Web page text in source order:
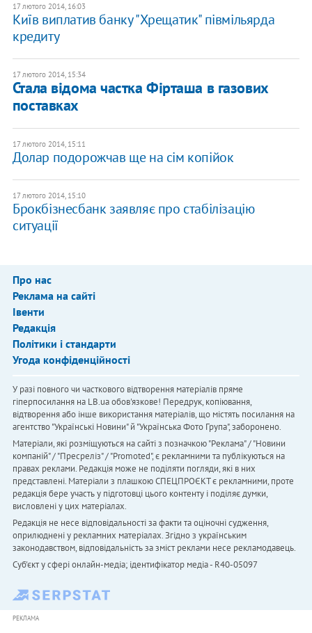
17 лютого 2014, 16:03
Київ виплатив банку "Хрещатик" півмільярда
кредиту
17 лютого 2014, 15:34
Стала відома частка Фірташа в газових
поставках
17 лютого 2014, 15:11
Долар подорожчав ще на сім копійок
17 лютого 2014, 15:10
Брокбізнесбанк заявляє про стабілізацію
ситуації
Про нас
Реклама на сайті
Івенти
Редакція
Політики і стандарти
Угода конфіденційності
У разі повного чи часткового відтворення матеріалів пряме
гіперпосилання на LB.ua обов'язкове! Передрук, копіювання,
відтворення або інше використання матеріалів, що містять посилання на
агентство "Українськi Новини" й "Українська Фото Група", заборонено.
Матеріали, які розміщуються на сайті з позначкою "Реклама" / "Новини
компаній" / "Пресреліз" / "Promoted", є рекламними та публікуються на
правах реклами. Редакція може не поділяти погляди, які в них
представлені. Матеріали з плашкою СПЕЦПРОЄКТ є рекламними, проте
редакція бере участь у підготовці цього контенту і поділяє думки,
висловлені у цих матеріалах.
Редакція не несе відповідальності за факти та оціночні судження,
оприлюднені у рекламних матеріалах. Згідно з українським
законодавством, відповідальність за зміст реклами несе рекламодавець.
Cуб'єкт у сфері онлайн-медіа; ідентифікатор медіа - R40-05097
РЕКЛАМА